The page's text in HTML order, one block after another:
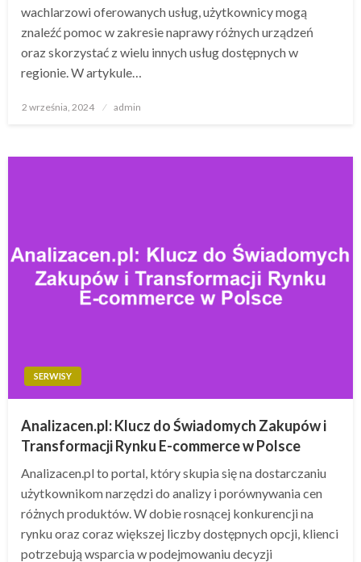
wachlarzowi oferowanych usług, użytkownicy mogą
znaleźć pomoc w zakresie naprawy różnych urządzeń
oraz skorzystać z wielu innych usług dostępnych w
regionie. W artykule…
Opublikowane
2 września, 2024 admin
SERWISY
Analizacen.pl: Klucz do Świadomych Zakupów i
Transformacji Rynku E-commerce w Polsce
Analizacen.pl to portal, który skupia się na dostarczaniu
użytkownikom narzędzi do analizy i porównywania cen
różnych produktów. W dobie rosnącej konkurencji na
rynku oraz coraz większej liczby dostępnych opcji, klienci
potrzebują wsparcia w podejmowaniu decyzji